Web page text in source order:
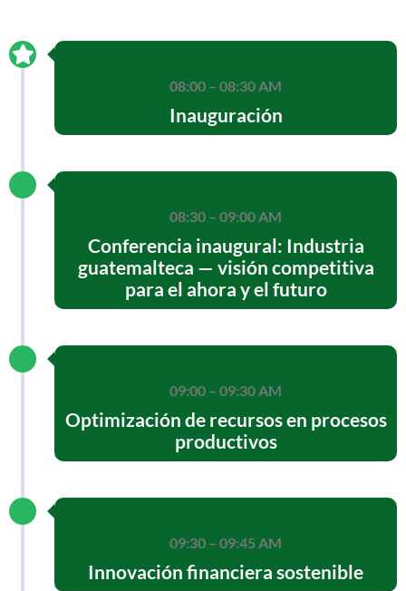
08:00 – 08:30 AM
Inauguración
08:30 – 09:00 AM
Conferencia inaugural: Industria
guatemalteca — visión competitiva
para el ahora y el futuro
09:00 – 09:30 AM
Optimización de recursos en procesos
productivos
09:30 – 09:45 AM
Innovación financiera sostenible